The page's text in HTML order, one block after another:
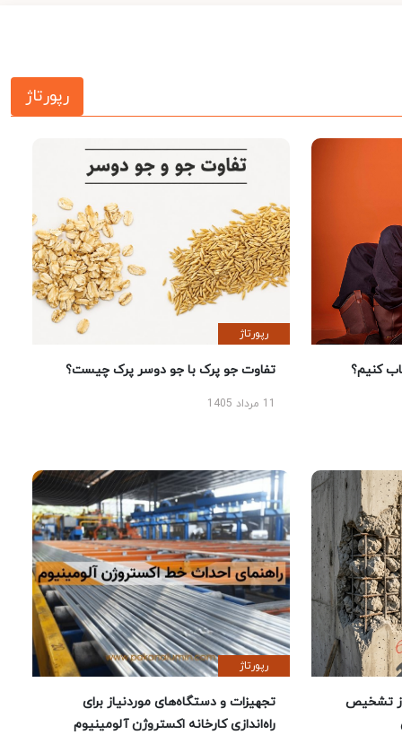
رپورتاژ
کنیم؟
رپورتاژ
تفاوت جو پرک با جو دوسر پرک چیست؟
تشخیص
رپورتاژ
تجهیزات و دستگاه‌های موردنیاز برای
راه‌اندازی کارخانه اکستروژن آلومینیوم